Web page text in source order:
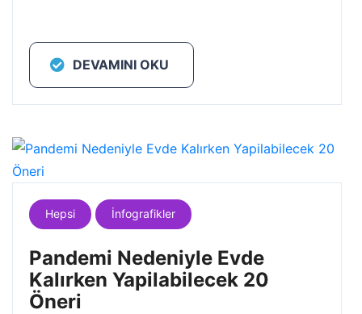
DEVAMINI OKU
Hepsi İnfografikler
Pandemi Nedeniyle Evde
Kalırken Yapilabilecek 20
Öneri